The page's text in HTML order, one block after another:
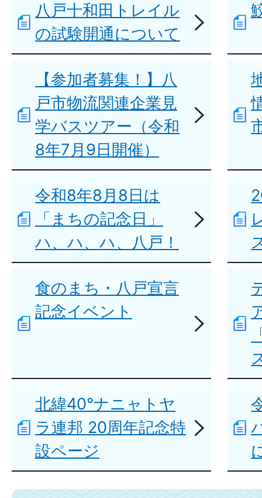
八戸十和田トレイル
の試験開通について
【参加者募集！】八
戸市物流関連企業見
学バスツアー（令和
8年7月9日開催）
令和8年8月8日は
「まちの記念日」
ハ、ハ、ハ、八戸！
食のまち・八戸宣言
記念イベント
北緯40°ナニャトヤ
ラ連邦 20周年記念特
設ページ